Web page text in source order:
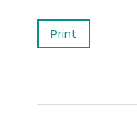
Print